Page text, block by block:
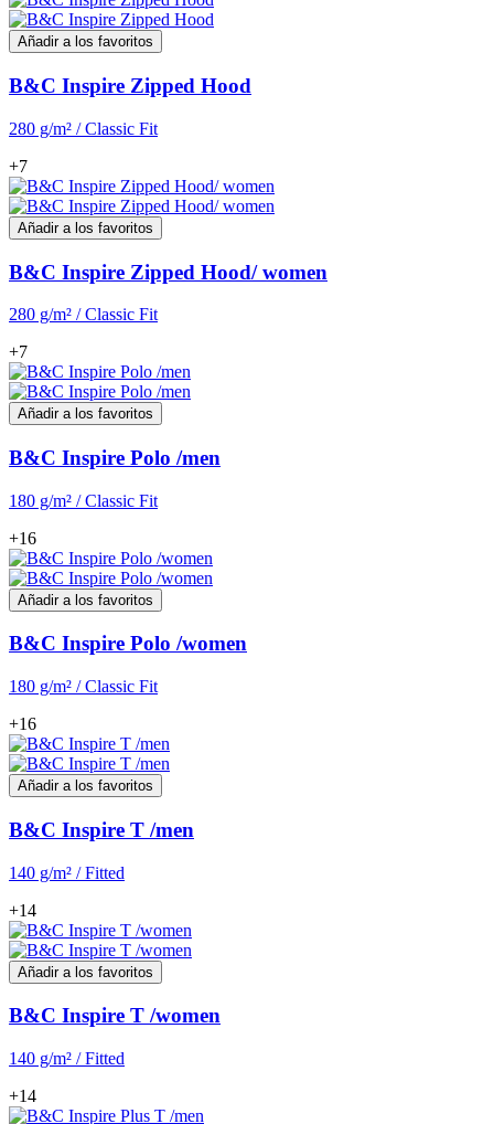
Añadir a los favoritos
B&C Inspire Zipped Hood
280 g/m² / Classic Fit
+7
Añadir a los favoritos
B&C Inspire Zipped Hood/ women
280 g/m² / Classic Fit
+7
Añadir a los favoritos
B&C Inspire Polo /men
180 g/m² / Classic Fit
+16
Añadir a los favoritos
B&C Inspire Polo /women
180 g/m² / Classic Fit
+16
Añadir a los favoritos
B&C Inspire T /men
140 g/m² / Fitted
+14
Añadir a los favoritos
B&C Inspire T /women
140 g/m² / Fitted
+14